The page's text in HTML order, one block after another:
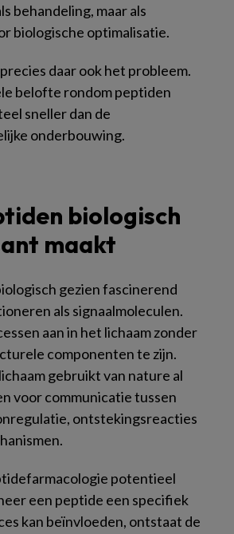
behandeling, maar als
biologische optimalisatie.
daar ook het probleem.
belofte rondom peptiden
sneller dan de
onderbouwing.
biologisch
maakt
gezien fascinerend
als signaalmoleculen.
aan in het lichaam zonder
componenten te zijn.
gebruikt van nature al
voor communicatie tussen
ontstekingsreacties
potentieel
een peptide een specifiek
kan beïnvloeden, ontstaat de